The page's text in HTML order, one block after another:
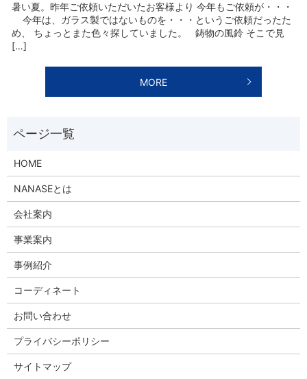
暑い夏。昨年ご依頼いただいたお客様より 今年もご依頼が・・・
今年は、ガラス製ではないものを・・・というご依頼だったた
め、 ちょっとまた色々探していました。 鋳物の風鈴 そこで見
[…]
MORE
HOME
NANASEとは
会社案内
事業案内
事例紹介
コーディネート
お問い合わせ
プライバシーポリシー
サイトマップ